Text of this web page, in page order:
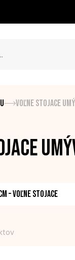
Voľne stojace
– voľne stojace